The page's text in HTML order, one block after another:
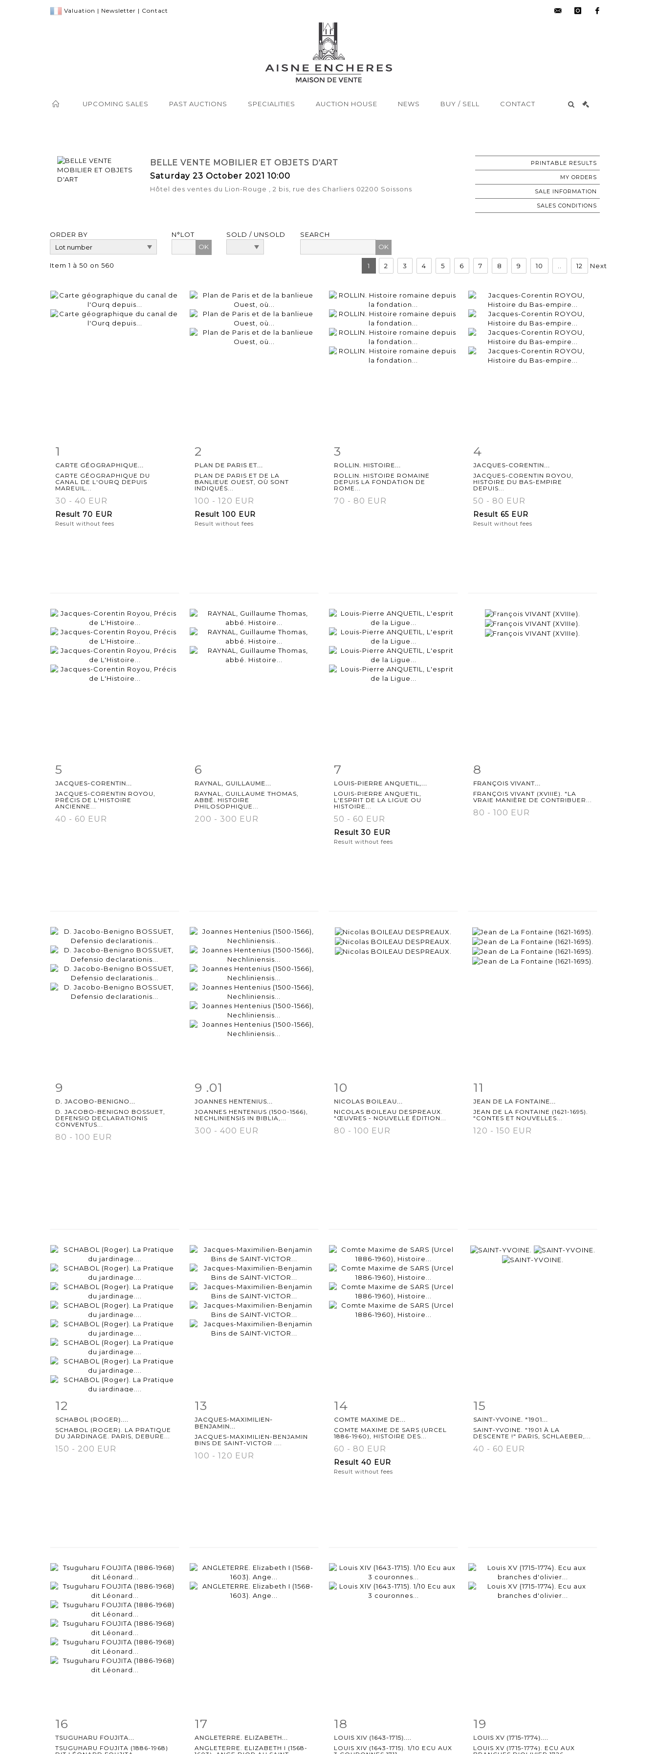
Valuation | Newsletter | Contact
UPCOMING SALES PAST AUCTIONS SPECIALITIES AUCTION HOUSE NEWS BUY / SELL CONTACT
BELLE VENTE MOBILIER ET OBJETS D'ART
Saturday 23 October 2021 10:00
Hôtel des ventes du Lion-Rouge , 2 bis, rue des Charliers 02200 Soissons
PRINTABLE RESULTS
MY ORDERS
SALE INFORMATION
SALES CONDITIONS
ORDER BY
N°LOT
OK
SOLD / UNSOLD SEARCH
Item 1 à 50 on 560 1 2 3 4 5 6 7 8 9 10 12 Next
1
CARTE GÉOGRAPHIQUE...
CARTE GÉOGRAPHIQUE DU
CANAL DE L'OURQ DEPUIS
MAREUIL...
30 - 40 EUR
Result 70 EUR
Result without fees
2
PLAN DE PARIS ET...
PLAN DE PARIS ET DE LA
BANLIEUE OUEST, OÙ SONT
INDIQUÉS...
100 - 120 EUR
Result 100 EUR
Result without fees
3
ROLLIN. HISTOIRE...
ROLLIN. HISTOIRE ROMAINE
DEPUIS LA FONDATION DE
ROME...
70 - 80 EUR
4
JACQUES-CORENTIN...
JACQUES-CORENTIN ROYOU,
HISTOIRE DU BAS-EMPIRE
DEPUIS...
50 - 80 EUR
Result 65 EUR
Result without fees
5
JACQUES-CORENTIN...
JACQUES-CORENTIN ROYOU,
PRÉCIS DE L'HISTOIRE
ANCIENNE...
40 - 60 EUR
6
RAYNAL, GUILLAUME...
RAYNAL, GUILLAUME THOMAS,
ABBÉ. HISTOIRE
PHILOSOPHIQUE...
200 - 300 EUR
7
LOUIS-PIERRE ANQUETIL,...
LOUIS-PIERRE ANQUETIL,
L'ESPRIT DE LA LIGUE OU
HISTOIRE...
50 - 60 EUR
Result30 EUR
Result without fees
8
FRANÇOIS VIVANT...
FRANÇOIS VIVANT (XVIIIE). "LA
VRAIE MANIÈRE DE CONTRIBUER...
80 - 100 EUR
9
D. JACOBO-BENIGNO...
D. JACOBO-BENIGNO BOSSUET,
DEFENSIO DECLARATIONIS
CONVENTUS...
80 - 100 EUR
Item detail
9 .01
JOANNES HENTENIUS...
JOANNES HENTENIUS (1500-1566),
NECHLINIENSIS IN BIBLIA,...
300 - 400 EUR
Item detail
10
NICOLAS BOILEAU...
NICOLAS BOILEAU DESPREAUX.
"ŒUVRES - NOUVELLE ÉDITION...
80 - 100 EUR
11
JEAN DE LA FONTAINE...
JEAN DE LA FONTAINE (1621-1695).
"CONTES ET NOUVELLES...
120 - 150 EUR
Item detail
12
SCHABOL (ROGER)....
SCHABOL (ROGER). LA PRATIQUE
DU JARDINAGE. PARIS, DEBURE...
150 - 200 EUR
Item detail
13
JACQUES-MAXIMILIEN-
BENJAMIN...
JACQUES-MAXIMILIEN-BENJAMIN
BINS DE SAINT-VICTOR ....
100 - 120 EUR
Item detail
14
COMTE MAXIME DE...
COMTE MAXIME DE SARS (URCEL
1886-1960), HISTOIRE DES...
60 - 80 EUR
Result 40 EUR
Result without fees
Item detail
15
SAINT-YVOINE. "1901...
SAINT-YVOINE. "1901 À LA
DESCENTE !" PARIS, SCHLAEBER,...
40 - 60 EUR
Item detail
16
TSUGUHARU FOUJITA...
TSUGUHARU FOUJITA (1886-1968)
Item detail
17
ANGLETERRE. ELIZABETH...
ANGLETERRE. ELIZABETH I (1568-
Item detail
18
LOUIS XIV (1643-1715)....
LOUIS XIV (1643-1715). 1/10 ECU AUX
Item detail
19
LOUIS XV (1715-1774)....
LOUIS XV (1715-1774). ECU AUX